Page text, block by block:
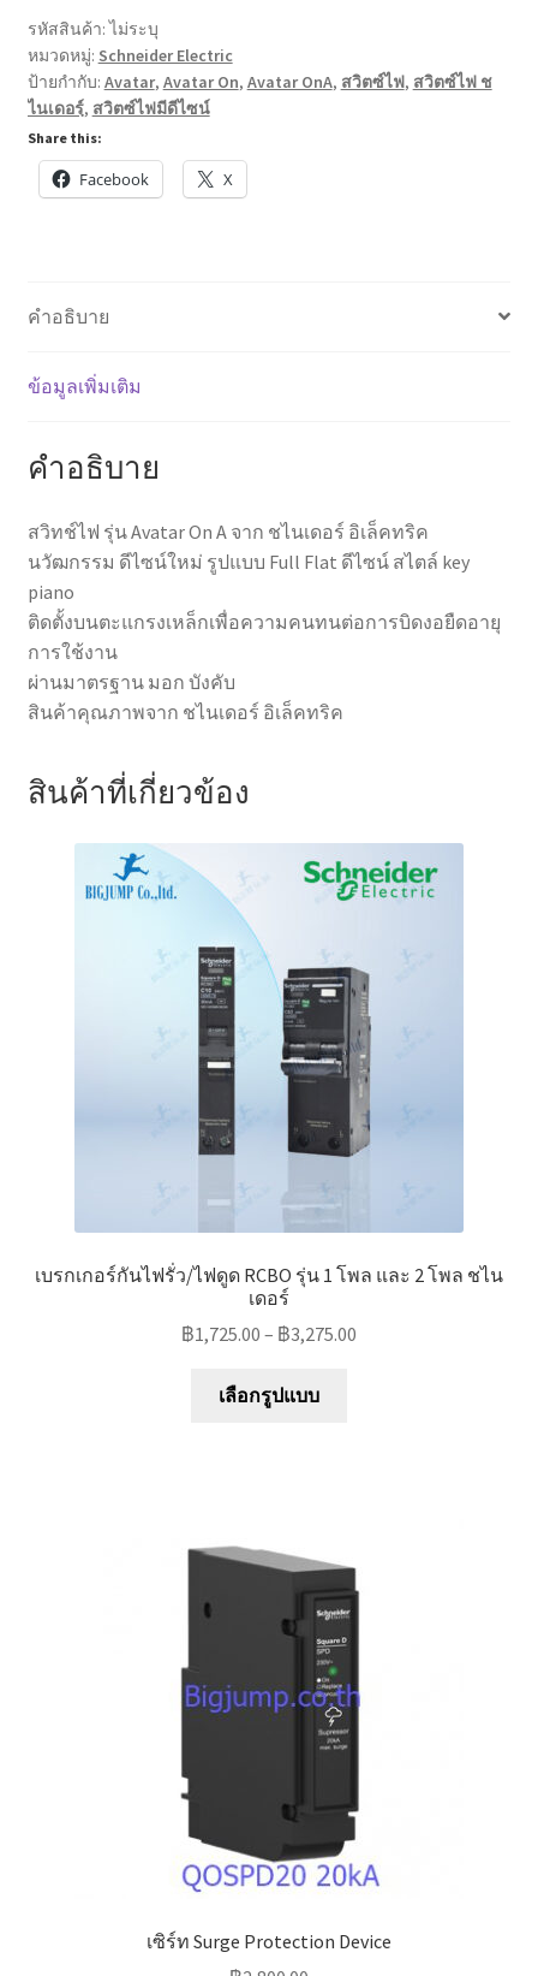
Switch
สวิตช์
ไฟ
เรียบ
หรู
เด
อิเล็ค
ขาว
,
สี
ดำ
ด้าน
BK
,
สี
ด้าน
GY
รหัสสินค้า:ไม่ระบุ
หมวดหมู่: Schneider Electric
ป้ายกำกับ: Avatar, Avatar On, Avatar OnA, สวิตซ์ไฟ, สวิตซ์ไฟ ช
ไนเดอรฺ์, สวิตซ์ไฟมีดีไซน์
Share this:
Facebook X
คำอธิบาย
ข้อมูลเพิ่มเติม
คำอธิบาย
สวิทช์ไฟ รุ่น Avatar On A จาก ชไนเดอร์ อิเล็คทริค
นวัฒกรรม ดีไซน์ใหม่ รูปแบบ Full Flat ดีไซน์ สไตล์ key
piano
ติดตั้งบนตะแกรงเหล็กเพื่อความคนทนต่อการบิดงอยืดอายุ
การใช้งาน
ผ่านมาตรฐาน มอก บังคับ
สินค้าคุณภาพจาก ชไนเดอร์ อิเล็คทริค
สินค้าที่เกี่ยวข้อง
เบรกเกอร์กันไฟรั่ว/ไฟดูด RCBO รุ่น 1 โพล และ 2 โพล ชไน
เดอร์
฿1,725.00 – ฿3,275.00
เลือกรูปแบบ
options
may
be
chosen
on
the
product
เซิร์ท Surge Protection Device